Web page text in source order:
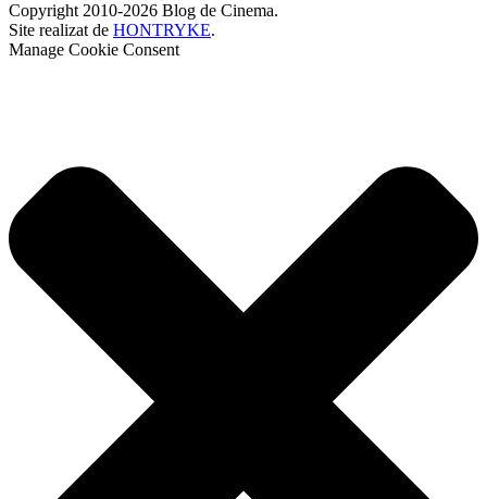
Copyright 2010-2026 Blog de Cinema.
Site realizat de HONTRYKE.
Manage Cookie Consent